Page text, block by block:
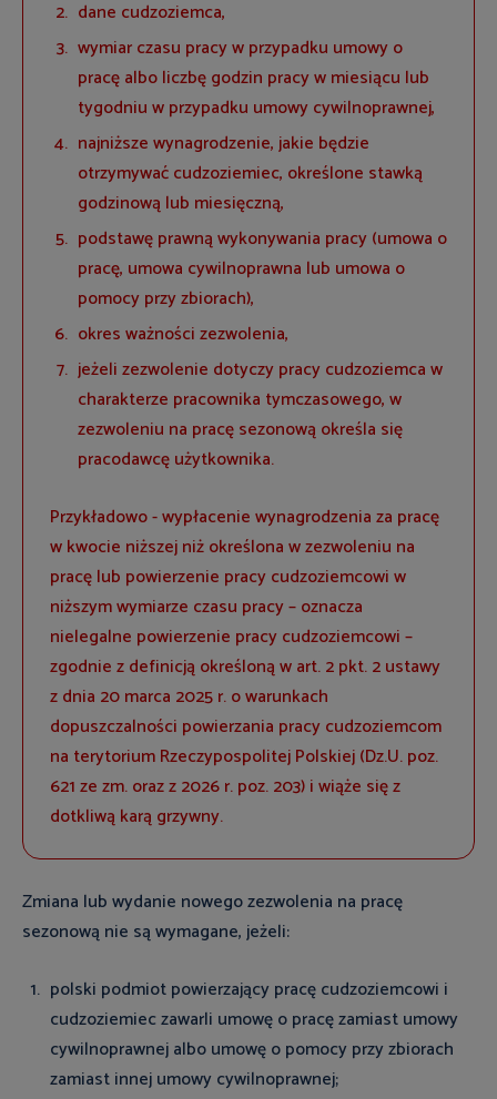
dane cudzoziemca,
wymiar czasu pracy w przypadku umowy o
pracę albo liczbę godzin pracy w miesiącu lub
tygodniu w przypadku umowy cywilnoprawnej,
najniższe wynagrodzenie, jakie będzie
otrzymywać cudzoziemiec, określone stawką
godzinową lub miesięczną,
podstawę prawną wykonywania pracy (umowa o
pracę, umowa cywilnoprawna lub umowa o
pomocy przy zbiorach),
okres ważności zezwolenia,
jeżeli zezwolenie dotyczy pracy cudzoziemca w
charakterze pracownika tymczasowego, w
zezwoleniu na pracę sezonową określa się
pracodawcę użytkownika.
Przykładowo - wypłacenie wynagrodzenia za pracę
w kwocie niższej niż określona w zezwoleniu na
pracę lub powierzenie pracy cudzoziemcowi w
niższym wymiarze czasu pracy – oznacza
nielegalne powierzenie pracy cudzoziemcowi –
zgodnie z definicją określoną w art. 2 pkt. 2 ustawy
z dnia 20 marca 2025 r. o warunkach
dopuszczalności powierzania pracy cudzoziemcom
na terytorium Rzeczypospolitej Polskiej (Dz.U. poz.
621 ze zm. oraz z 2026 r. poz. 203) i wiąże się z
dotkliwą karą grzywny.
Zmiana lub wydanie nowego zezwolenia na pracę
sezonową nie są wymagane, jeżeli:
polski podmiot powierzający pracę cudzoziemcowi i
cudzoziemiec zawarli umowę o pracę zamiast umowy
cywilnoprawnej albo umowę o pomocy przy zbiorach
zamiast innej umowy cywilnoprawnej;